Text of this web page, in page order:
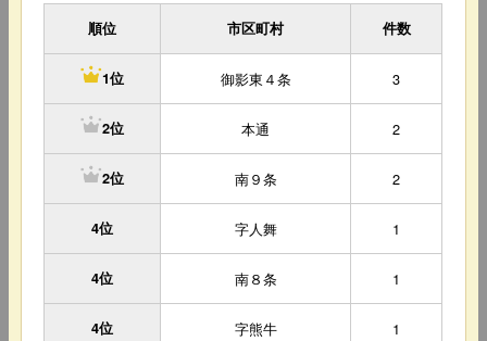
順位 市区町村 件数
1位 御影東４条 3
2位 本通 2
2位 南９条 2
4位 字人舞 1
4位 南８条 1
4位 字熊牛 1